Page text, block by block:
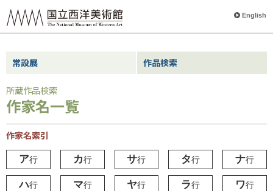
English
常設展 作品検索
所蔵作品検索
作家名一覧
作家名索引
ア行 カ行 サ行 タ行 ナ行
ハ行 マ行 ヤ行 ラ行 ワ行